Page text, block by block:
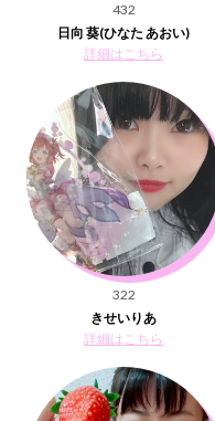
432
日向 葵(ひなた あおい)
詳細はこちら
322
きせいりあ
詳細はこちら